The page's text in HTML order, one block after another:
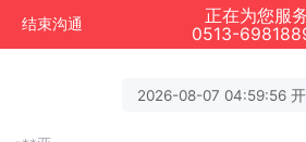
结束沟通
正在为您服
0513-
2026-08-07 04:59:56